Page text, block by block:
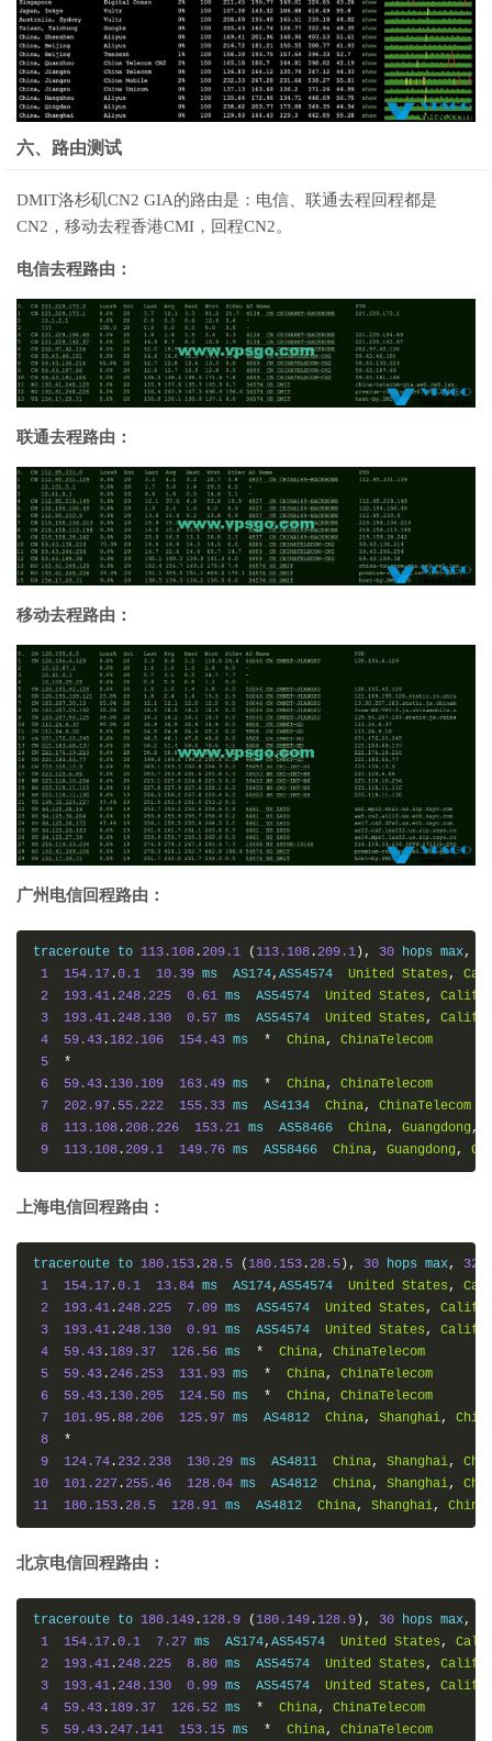
六、路由测试
DMIT洛杉矶CN2 GIA的路由是：电信、联通去程回程都是
CN2，移动去程香港CMI，回程CN2。
电信去程路由：
联通去程路由：
移动去程路由：
广州电信回程路由：
traceroute to 113.108 .209.1 ( 113.108 .209.1 ), 30 hops max,
1
154.17 .0.1 10.39 ms  AS174, AS54574 United States ,
2
193.41 .248.225 0.61 ms  AS54574 United States ,
3
193.41 .248.130 0.57 ms  AS54574 United States ,
4
59.43 . 182.106 154.43 ms * China,
ChinaTelecom
5
*
6
59.43 . 130.109 163.49 ms * China,
ChinaTelecom
7
202.97 . 55.222 155.33 ms  AS4134 China,
ChinaTelecom
8
113.108 .208.226 153.21 ms  AS58466 China, Guangdong,
9
113.108 .209.1 149.76 ms  AS58466 China, Guangdong,
上海电信回程路由：
traceroute to 180.153 .28.5 ( 180.153 .28.5 ), 30 hops max, 32
1
154.17 .0.1 13.84 ms  AS174, AS54574 United States ,
2
193.41 .248.225 7.09 ms  AS54574 United States ,
3
193.41 .248.130 0.91 ms  AS54574 United States ,
4
59.43 . 189.37 126.56 ms * China,
ChinaTelecom
5
59.43 .246.253 131.93 ms * China,
ChinaTelecom
6
59.43 . 130.205 124.50 ms * China,
ChinaTelecom
7
101.95 .88.206 125.97 ms  AS4812 China, Shanghai,
8
*
9
124.74 .232.238 130.29 ms  AS4811 China, Shanghai,
10
101.227 .255.46 128.04 ms  AS4812 China, Shanghai,
11
180.153 .28.5 128.91 ms  AS4812 China, Shanghai,
北京电信回程路由：
traceroute to 180.149 . 128.9 ( 180.149 . 128.9 ), 30 hops max,
1
154.17 .0.1 7.27 ms  AS174, AS54574 United States ,
2
193.41 .248.225 8.80 ms  AS54574 United States ,
3
193.41 .248.130 0.99 ms  AS54574 United States ,
4
59.43 . 189.37 126.52 ms * China,
ChinaTelecom
5
59.43 .247.141 153.15 ms * China, ChinaTelecom